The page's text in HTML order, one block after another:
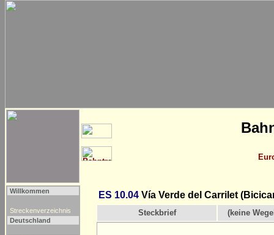
Willkommen
Streckenverzeichnis
Deutschland
ES 10.04 Vía Verde del Carrilet
Steckbrief (keine